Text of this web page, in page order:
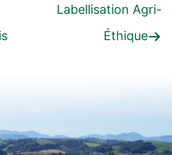
Article
Labellisation Agri-
Éthique